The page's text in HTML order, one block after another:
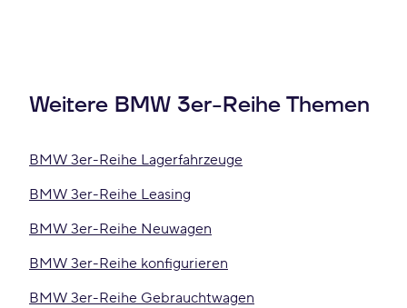
Weitere BMW 3er-Reihe Themen
BMW 3er-Reihe Lagerfahrzeuge
BMW 3er-Reihe Leasing
BMW 3er-Reihe Neuwagen
BMW 3er-Reihe konfigurieren
BMW 3er-Reihe Gebrauchtwagen